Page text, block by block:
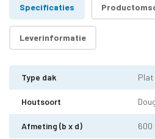
Specificaties
Leverinformatie
Type dak Plat
Houtsoort
Afmeting (b x d) 600